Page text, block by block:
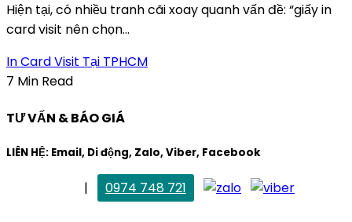
Hiện tại, có nhiều tranh cãi xoay quanh vấn đề: “giấy in
card visit nên chọn...
In Card Visit Tại TPHCM
7 Min Read
TƯ VẤN & BÁO GIÁ
LIÊN HỆ: Email, Di động, Zalo, Viber, Facebook
|
0974 748 721